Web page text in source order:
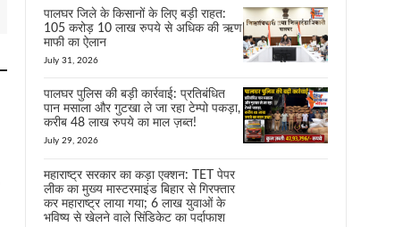
पालघर जिले के किसानों के लिए बड़ी राहत:
105 करोड़ 10 लाख रुपये से अधिक की ऋण
माफी का ऐलान
July 31, 2026
पालघर पुलिस की बड़ी कार्रवाई: प्रतिबंधित
पान मसाला और गुटखा ले जा रहा टेम्पो पकड़ा,
करीब 48 लाख रुपये का माल ज़ब्त!
July 29, 2026
महाराष्ट्र सरकार का कड़ा एक्शन: TET पेपर
लीक का मुख्य मास्टरमाइंड बिहार से गिरफ्तार
कर महाराष्ट्र लाया गया; 6 लाख युवाओं के
भविष्य से खेलने वाले सिंडिकेट का पर्दाफाश